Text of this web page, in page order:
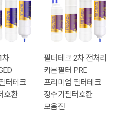
차
터테크
호환
필터테크 2차 전처리
카본필터 PRE
프리미엄 필터테크
정수기필터호환
모음전